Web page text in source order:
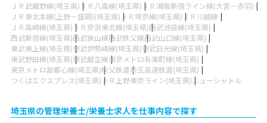
ＪＲ武蔵野線(埼玉県) ＪＲ八高線(埼玉県) ＪＲ湘南新宿ライン線(大宮－赤羽)
ＪＲ東北本線(上野－盛岡)(埼玉県) ＪＲ埼京線(埼玉県) ＪＲ川越線
ＪＲ高崎線(埼玉県) ＪＲ京浜東北線(埼玉県)西武池袋線(埼玉県)
西武新宿線(埼玉県)西武狭山線西武秩父線西武山口線(埼玉県)
東武東上線(埼玉県)東武伊勢崎線(埼玉県)東武日光線(埼玉県)
東武野田線(埼玉県)東武越生線東京メトロ有楽町線(埼玉県)
東京メトロ副都心線(埼玉県)秩父鉄道埼玉高速鉄道(埼玉県)
つくばエクスプレス(埼玉県) ＪＲ上野東京ライン(埼玉県)ニューシャトル
埼玉県の管理栄養士/栄養士求人を仕事内容で探す